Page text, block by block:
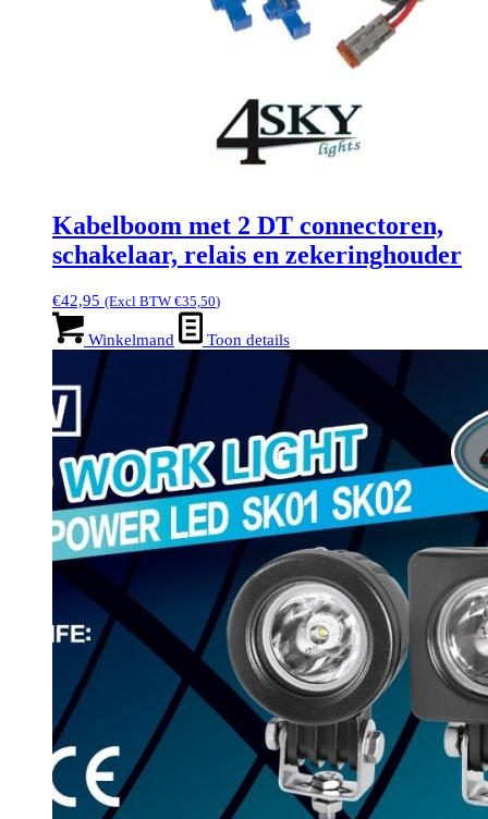
Kabelboom met 2 DT connectoren,
schakelaar, relais en zekeringhouder
€42,95 (Excl BTW €35,50)
Winkelmand Toon details